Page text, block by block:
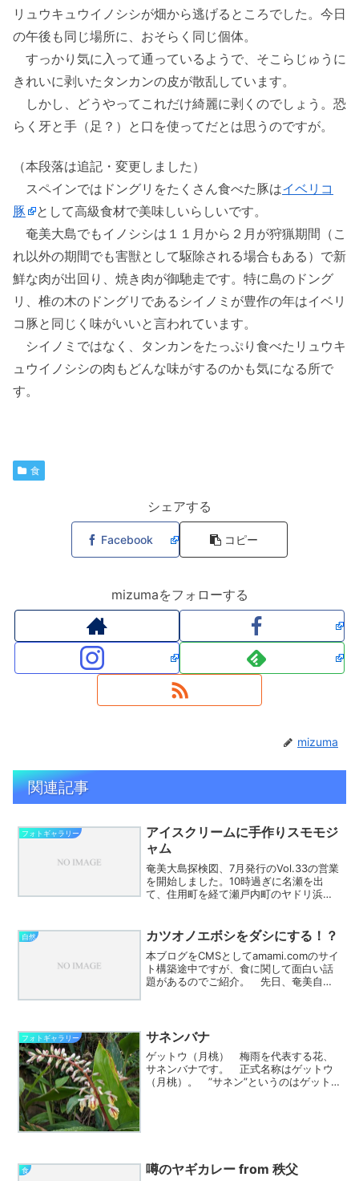
リュウキュウイノシシが畑から逃げるところでした。今日
の午後も同じ場所に、おそらく同じ個体。
すっかり気に入って通っているようで、そこらじゅうに
きれいに剥いたタンカンの皮が散乱しています。
しかし、どうやってこれだけ綺麗に剥くのでしょう。恐
らく牙と手（足？）と口を使ってだとは思うのですが。
（本段落は追記・変更しました）
スペインではドングリをたくさん食べた豚はイベリコ
豚
として高級食材で美味しいらしいです。
奄美大島でもイノシシは１１月から２月が狩猟期間（こ
れ以外の期間でも害獣として駆除される場合もある）で新
鮮な肉が出回り、焼き肉が御馳走です。特に島のドング
リ、椎の木のドングリであるシイノミが豊作の年はイベリ
コ豚と同じく味がいいと言われています。
シイノミではなく、タンカンをたっぷり食べたリュウキ
ュウイノシシの肉もどんな味がするのかも気になる所で
す。
食
シェアする
Facebook コピー
mizumaをフォローする
mizuma
関連記事
フォトギャラリー
アイスクリームに手作りスモモジ
ャム
奄美大島探検図、7月発行のVol.33の営業
を開始しました。10時過ぎに名瀬を出
て、住用町を経て瀬戸内町のヤドリ浜
見方向へ進み、久根津と阿鉄に1件づつ立
ち寄った後に篠川...
自然 カツオノエボシをダシにする！？
本ブログをCMSとしてamami.comのサイ
ト構築途中ですが、食に関して面白い話
題があるのでご紹介。 先日、奄美自然
いました。 W...
フォトギャラリー サネンバナ
ゲットウ（月桃） 梅雨を代表する花、
サネンバナです。 正式名称はゲットウ
（月桃）。 ”サネン”というのはゲット
食 噂のヤギカレー from 秩父